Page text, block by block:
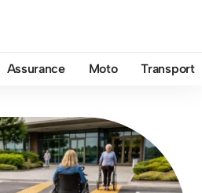
Assurance Moto Transport